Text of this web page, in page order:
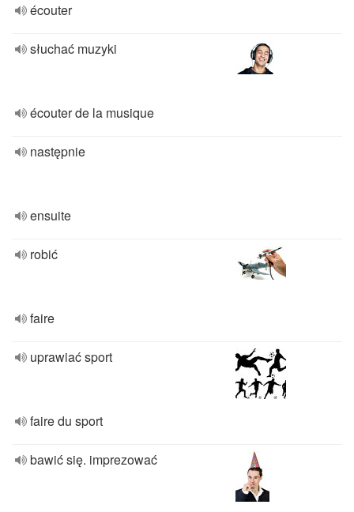
écouter
słuchać muzyki
écouter de la musique
następnie
ensuite
robić
faire
uprawiać sport
faire du sport
bawić się. imprezować